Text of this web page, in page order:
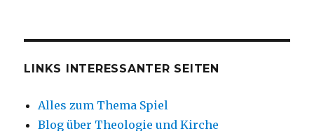
LINKS INTERESSANTER SEITEN
Alles zum Thema Spiel
Blog über Theologie und Kirche